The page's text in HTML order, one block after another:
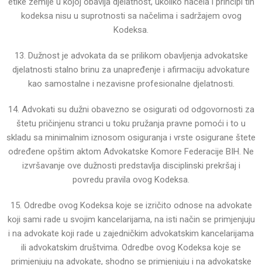
kodeksa nisu u suprotnosti sa načelima i sadržajem ovog
Kodeksa.
13. Dužnost je advokata da se prilikom obavljenja advokatske
djelatnosti stalno brinu za unapređenje i afirmaciju advokature
kao samostalne i nezavisne profesionalne djelatnosti.
14. Advokati su dužni obavezno se osigurati od odgovornosti za
štetu pričinjenu stranci u toku pružanja pravne pomoći i to u
skladu sa minimalnim iznosom osiguranja i vrste osigurane štete
određene opštim aktom Advokatske Komore Federacije BIH. Ne
izvršavanje ove dužnosti predstavlja disciplinski prekršaj i
povredu pravila ovog Kodeksa.
15. Odredbe ovog Kodeksa koje se izričito odnose na advokate
koji sami rade u svojim kancelarijama, na isti način se primjenjuju
i na advokate koji rade u zajedničkim advokatskim kancelarijama
ili advokatskim društvima. Odredbe ovog Kodeksa koje se
primjenjuju na advokate, shodno se primjenjuju i na advokatske